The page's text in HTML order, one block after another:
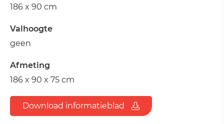
186 x 90 cm
Valhoogte
geen
Afmeting
186 x 90 x 75 cm
Download informatieblad